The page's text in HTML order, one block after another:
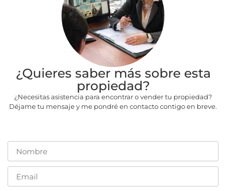
¿Quieres saber más sobre esta
propiedad?
¿Necesitas asistencia para encontrar o vender tu propiedad?
Déjame tu mensaje y me pondré en contacto contigo en breve.